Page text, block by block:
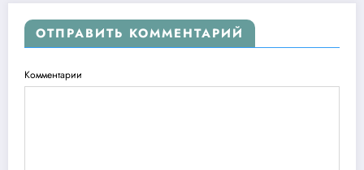
ОТПРАВИТЬ КОММЕНТАРИЙ
Комментарии